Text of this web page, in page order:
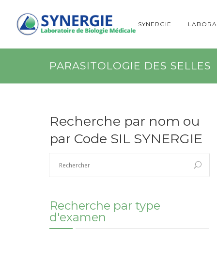
SYNERGIE
PARASITOLOGIE DES SELLES
Recherche par nom ou
par Code SIL SYNERGIE
Recherche par type
d'examen